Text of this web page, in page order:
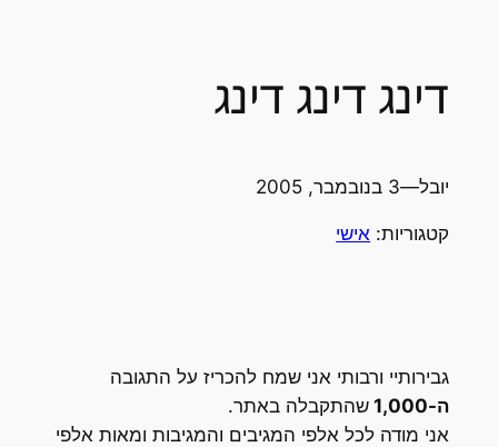
דינג דינג דינג
יובל—3 בנובמבר, 2005
קטגוריות: אישי
גבירותיי ורבותי אני שמח להכריז על התגובה
ה-1,000
שהתקבלה באתר.
אני מודה לכל אלפי המגיבים והמגיבות ומאות אלפי